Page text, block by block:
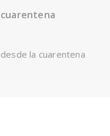
la cuarentena